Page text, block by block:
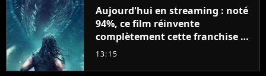
Aujourd'hui en streaming : noté
94%, ce film réinvente
complètement cette franchise de
science-fiction vieille de 40 ans
13:15